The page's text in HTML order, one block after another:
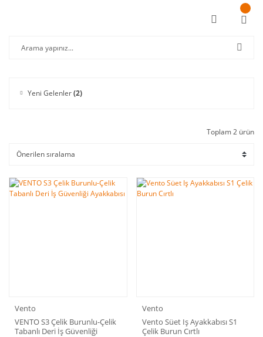
Yeni Gelenler(2)
Toplam 2 ürün
Vento
VENTO S3 Çelik Burunlu-Çelik
Tabanlı Deri İş Güvenliği
Vento
Vento Süet Iş Ayakkabısı S1
Çelik Burun Cırtlı